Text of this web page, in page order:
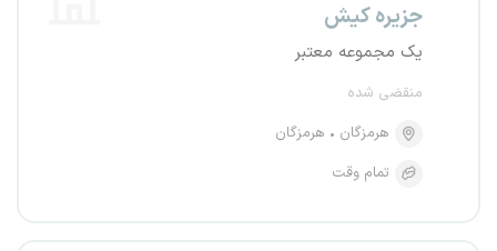
جزیره کیش
یک مجموعه معتبر
منقضی شده
هرمزگان
هرمزگان
تمام وقت